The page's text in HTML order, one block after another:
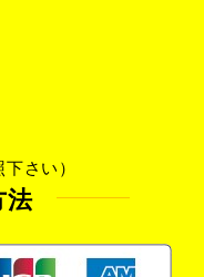
さい）
法